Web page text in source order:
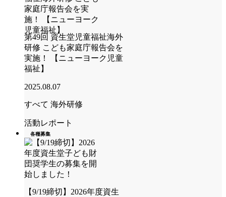
第49回 資生堂児童福祉海外
研修 こども家庭庁報告会を
実施！ 【ニューヨーク児童
福祉】
2025.08.07
すべて 海外研修
活動レポート
各種募集
【9/19締切】2026年度資生